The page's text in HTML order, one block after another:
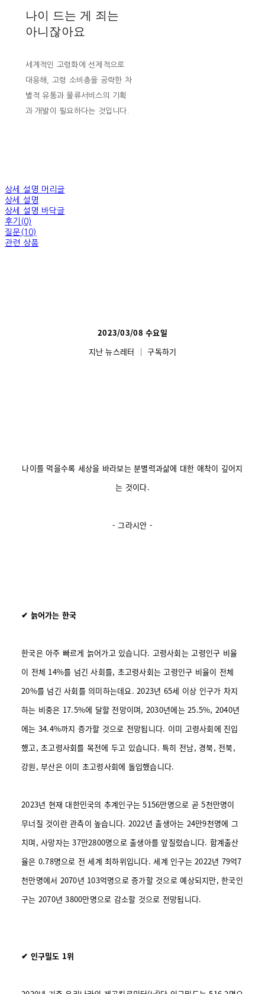
나이 드는 게 죄는
아니잖아요
세계적인 고령화에 선제적으로
대응해, 고령 소비층을 공략한 차
별적 유통과 물류서비스의 기획
과 개발이 필요하다는 것입니다.
상세 설명 머리글
상세 설명
상세 설명 바닥글
후기(0)
질문(10)
관련 상품
2023/03/08 수요일
지난 뉴스레터 │구독하기
나이를 먹을수록 세상을 바라보는 분별력과삶에 대한 애착이 깊어지
는 것이다.
- 그라시안 -
✔ 늙어가는 한국
한국은 아주 빠르게 늙어가고 있습니다. 고령사회는 고령인구 비율
이 전체 14%를 넘긴 사회를, 초고령사회는 고령인구 비율이 전체
20%를 넘긴 사회를 의미하는데요.2023년 65세 이상 인구가 차지
하는 비중은 17.5%에 달할 전망이며, 2030년에는 25.5%, 2040년
에는 34.4%까지 증가할 것으로 전망됩니다. 이미 고령사회에 진입
했고, 초고령사회를 목전에 두고 있습니다. 특히 전남, 경북, 전북,
강원, 부산은 이미 초고령사회에 돌입했습니다.
2023년 현재 대한민국의 추계인구는 5156만명으로 곧 5천만명이
무너질 것이란 관측이 높습니다. 2022년 출생아는 24만9천명에 그
치며, 사망자는 37만2800명으로 출생아를 앞질렀습니다. 합계출산
율은 0.78명으로 전 세계 최하위입니다.세계 인구는 2022년 79억7
천만명에서 2070년 103억명으로 증가할 것으로 예상되지만, 한국인
구는 2070년 3800만명으로 감소할 것으로 전망됩니다.
✔ 인구밀도 1위